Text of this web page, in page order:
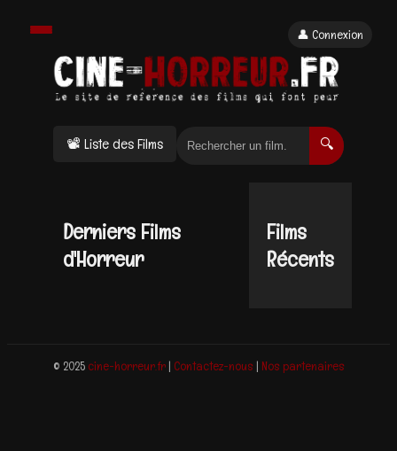
📽 Liste des Films 🔍
👤 Connexion
Derniers Films
d'Horreur
Films
Récents
© 2025 cine-horreur.fr| Contactez-nous| Nos partenaires